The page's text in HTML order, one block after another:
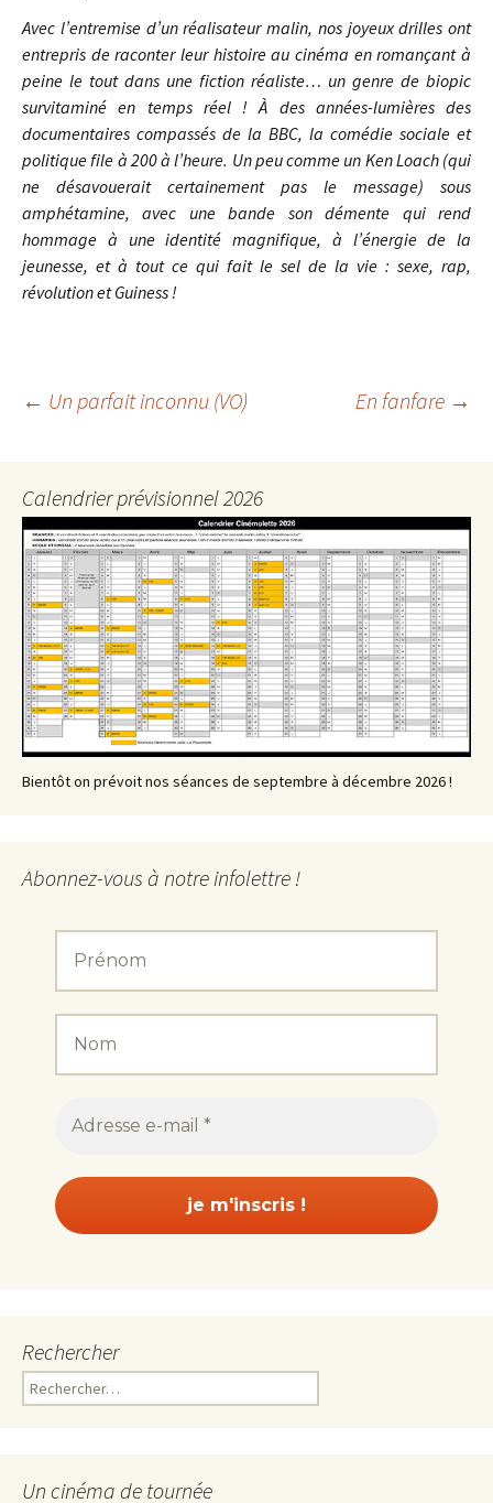
Avec l’entremise d’un réalisateur malin, nos joyeux drilles ont
entrepris de raconter leur histoire au cinéma en romançant à
peine le tout dans une fiction réaliste… un genre de biopic
survitaminé en temps réel ! À des années-lumières des
documentaires compassés de la BBC, la comédie sociale et
politique file à 200 à l’heure. Un peu comme un Ken Loach (qui
ne désavouerait certainement pas le message) sous
amphétamine, avec une bande son démente qui rend
hommage à une identité magnifique, à l’énergie de la
jeunesse, et à tout ce qui fait le sel de la vie : sexe, rap,
révolution et Guiness !
Navigation
articles
← Un parfait inconnu (VO) En fanfare →
Calendrier prévisionnel 2026
Bientôt on prévoit nos séances de septembre à décembre 2026 !
Abonnez-vous à notre infolettre !
Rechercher
Rechercher :
Un cinéma de tournée